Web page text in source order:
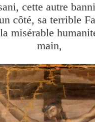
cette autre
côté, sa terrible
misérable
main,